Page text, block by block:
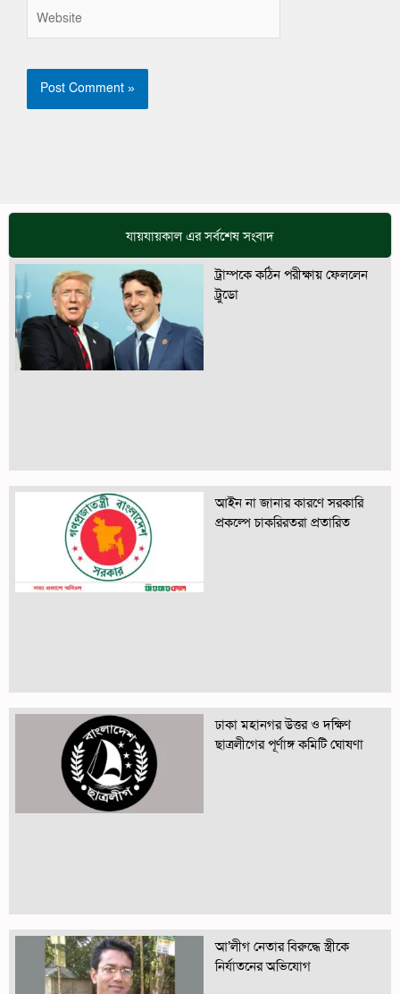
যায়যায়কাল এর সর্বশেষ সংবাদ
ট্রাম্পকে কঠিন পরীক্ষায় ফেললেন
ট্রুডো
আইন না জানার কারণে সরকারি
প্রকল্পে চাকরিরতরা প্রতারিত
ঢাকা মহানগর উত্তর ও দক্ষিণ
ছাত্রলীগের পূর্ণাঙ্গ কমিটি ঘোষণা
আ’লীগ নেতার বিরুদ্ধে স্ত্রীকে
নির্যাতনের অভিযোগ